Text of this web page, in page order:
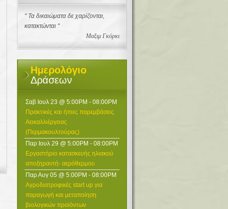
" Τα δικαιώματα δε χαρίζονται,
κατακτώνται "
Μαξιμ Γκόρκι
Ημερολόγιο
Δράσεων
Σαβ Ιουλ 23 @ 5:00PM - 08:00PM
Πρακτικές και ήπιες παρεμβάσεις
Αεικαλλιέργειας
(Περμακουλτούρας)
Παρ Ιουλ 29 @ 5:00PM - 08:00PM
Εργαστήριο κατασκευής ηλιακού
αποξηραντή- αερόθερμου
Παρ Αυγ 05 @ 5:00PM - 08:00PM
Αγροδιατροφικές start up για
παραγωγή και μεταποίηση
βιολογικών προϊόντων